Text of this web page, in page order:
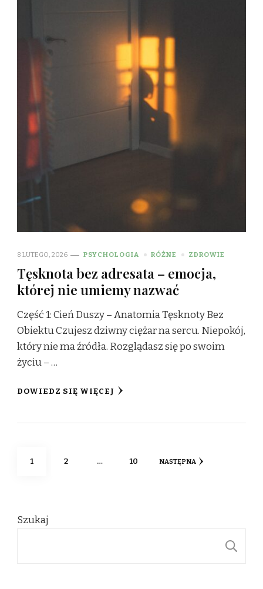
8 LUTEGO, 2026 PSYCHOLOGIA RÓŻNE ZDROWIE
Tęsknota bez adresata – emocja,
której nie umiemy nazwać
Część 1: Cień Duszy – Anatomia Tęsknoty Bez
Obiektu Czujesz dziwny ciężar na sercu. Niepokój,
który nie ma źródła. Rozglądasz się po swoim
życiu – …
DOWIEDZ SIĘ WIĘCEJ
Stronicowanie
STRONA
1 STRONA
2 … STRONA
10 NASTĘPNA
Szukaj